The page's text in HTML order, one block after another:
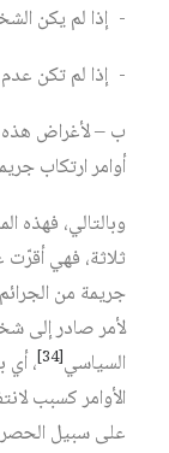
- إذا لم يكن
- إذا لم تكن
ب – لأغراض هذه
أوامر ارتكاب
وبالتالي، فهذه
ثلاثة، فهي أقرّت
جريمة من
لأمر صادر إلى
السياسي[34]
، أي
الأوامر كسبب
على سبيل الحصر